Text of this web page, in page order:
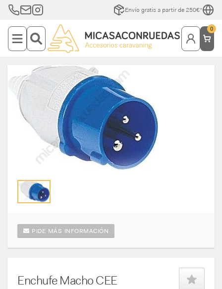
Envío gratis a partir de 250€*
0
PIDE MÁS INFORMACIÓN
Enchufe Macho CEE